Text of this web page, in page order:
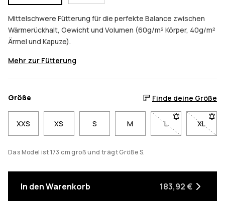
Mittelschwere Fütterung für die perfekte Balance zwischen
Wärmerückhalt, Gewicht und Volumen (60g/m² Körper, 40g/m²
Ärmel und Kapuze).
Mehr zur Fütterung
Größe Finde deine Größe
XXS XS S M L- Größe L nicht
XL
-
Das Model ist 173 cm groß und trägt Größe S.
In den Warenkorb 183,92 €